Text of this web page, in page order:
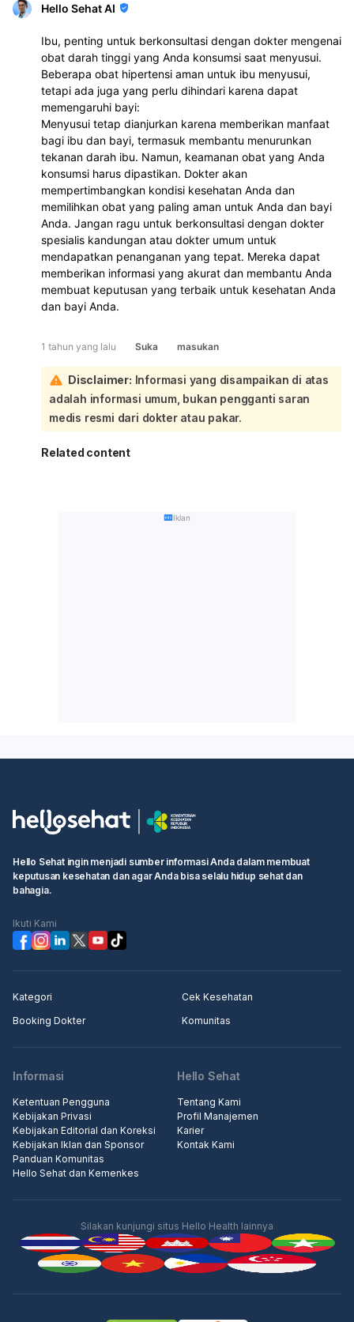
Hello Sehat AI
Ibu, penting untuk berkonsultasi dengan dokter mengenai
obat darah tinggi yang Anda konsumsi saat menyusui.
Beberapa obat hipertensi aman untuk ibu menyusui,
tetapi ada juga yang perlu dihindari karena dapat
memengaruhi bayi:
Menyusui tetap dianjurkan karena memberikan manfaat
bagi ibu dan bayi, termasuk membantu menurunkan
tekanan darah ibu. Namun, keamanan obat yang Anda
konsumsi harus dipastikan. Dokter akan
mempertimbangkan kondisi kesehatan Anda dan
memilihkan obat yang paling aman untuk Anda dan bayi
Anda. Jangan ragu untuk berkonsultasi dengan dokter
spesialis kandungan atau dokter umum untuk
mendapatkan penanganan yang tepat. Mereka dapat
memberikan informasi yang akurat dan membantu Anda
membuat keputusan yang terbaik untuk kesehatan Anda
dan bayi Anda.
1 tahun yang lalu Suka masukan
Disclaimer: Informasi yang disampaikan di atas
adalah informasi umum, bukan pengganti saran
medis resmi dari dokter atau pakar.
Related content
Iklan
Hello Sehat ingin menjadi sumber informasi Anda dalam membuat
keputusan kesehatan dan agar Anda bisa selalu hidup sehat dan
bahagia.
Ikuti Kami
Kategori
Cek Kesehatan
Booking Dokter
Komunitas
Informasi
Ketentuan Pengguna
Kebijakan Privasi
Kebijakan Editorial dan Koreksi
Kebijakan Iklan dan Sponsor
Panduan Komunitas
Hello Sehat dan Kemenkes
Hello Sehat
Tentang Kami
Profil Manajemen
Karier
Kontak Kami
Silakan kunjungi situs Hello Health lainnya